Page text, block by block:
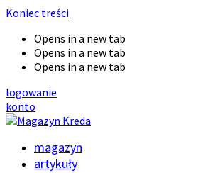
Koniec treści
Opens in a new tab
Opens in a new tab
Opens in a new tab
logowanie
konto
magazyn
artykuły